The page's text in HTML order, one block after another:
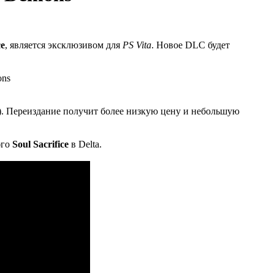
, является эксклюзивом для PS Vita. Новое DLC будет
Переиздание получит более низкую цену и небольшую
Soul Sacrifice в Delta.